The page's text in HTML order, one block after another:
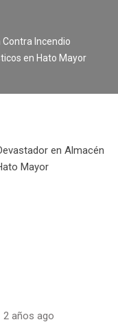
Incendio
en Hato Mayor
2 años ago